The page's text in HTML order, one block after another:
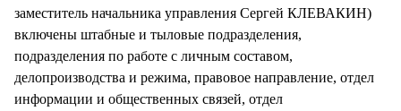
заместитель начальника управления Сергей КЛЕВАКИН)
включены штабные и тыловые подразделения,
подразделения по работе с личным составом,
делопроизводства и режима, правовое направление, отдел
информации и общественных связей, отдел